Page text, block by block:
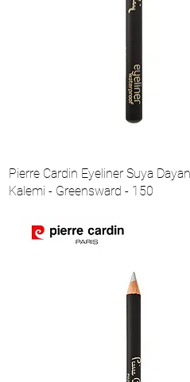
Pierre Cardin Eyeliner Suya
Kalemi - Greensward - 150